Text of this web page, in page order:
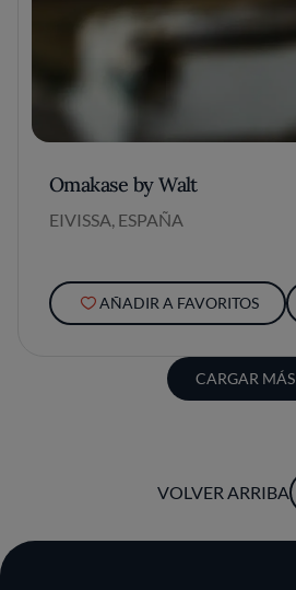
Omakase by Walt
EIVISSA, ESPAÑA
AÑADIR A FAVORITOS
CARGAR MÁS
VOLVER ARRIBA